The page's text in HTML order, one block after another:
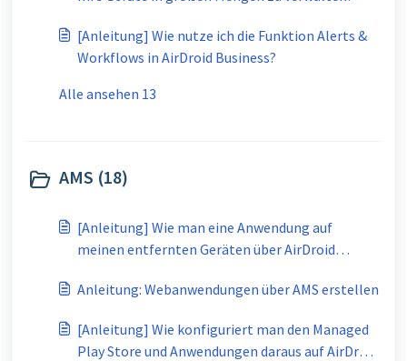
[Anleitung] Wie nutze ich die Funktion Alerts &
Workflows in AirDroid Business?
Alle ansehen 13
AMS (18)
[Anleitung] Wie man eine Anwendung auf
meinen entfernten Geräten über AirDroid
Anleitung: Webanwendungen über AMS erstellen
[Anleitung] Wie konfiguriert man den Managed
Play Store und Anwendungen daraus auf AirDroid